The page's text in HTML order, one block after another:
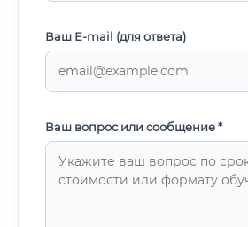
Ваш E-mail (для ответа)
Ваш вопрос или сообщение *